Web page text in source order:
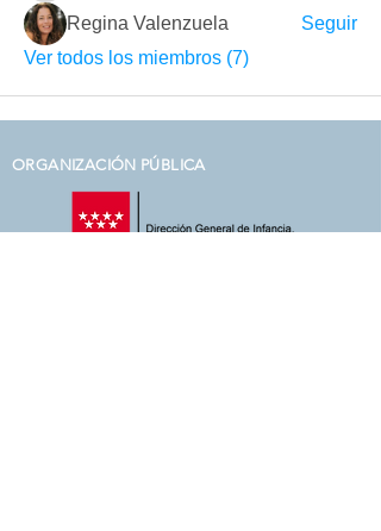
Regina Valenzuela
Seguir
Ver todos los miembros (7)
ORGANIZACIÓN PÚBLICA